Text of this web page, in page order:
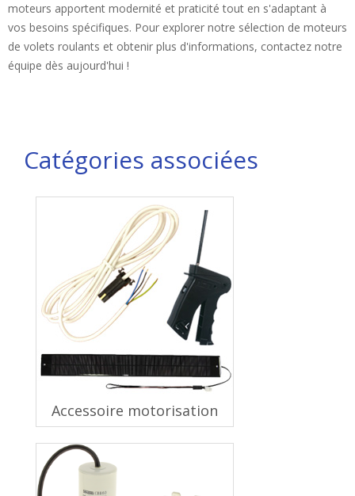
moteurs apportent modernité et praticité tout en s'adaptant à
vos besoins spécifiques. Pour explorer notre sélection de moteurs
de volets roulants et obtenir plus d'informations, contactez notre
équipe dès aujourd'hui !
Catégories associées
Accessoire motorisation